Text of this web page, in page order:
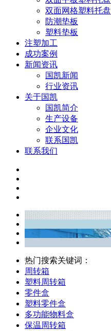
双面网格塑料托盘
防潮垫板
塑料垫板
注塑加工
成功案例
新闻资讯
国凯新闻
行业资讯
关于国凯
国凯简介
生产设备
企业文化
联系国凯
联系我们
热门搜索关键词：
周转箱
塑料周转箱
零件盒
塑料零件盒
多功能物料盒
保温周转箱